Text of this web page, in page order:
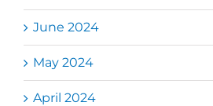
June 2024
May 2024
April 2024